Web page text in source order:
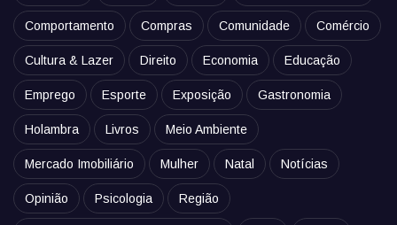
Comportamento Compras Comunidade Comércio
Cultura & Lazer Direito Economia Educação
Emprego Esporte Exposição Gastronomia
Holambra Livros Meio Ambiente
Mercado Imobiliário Mulher Natal Notícias
Opinião Psicologia Região